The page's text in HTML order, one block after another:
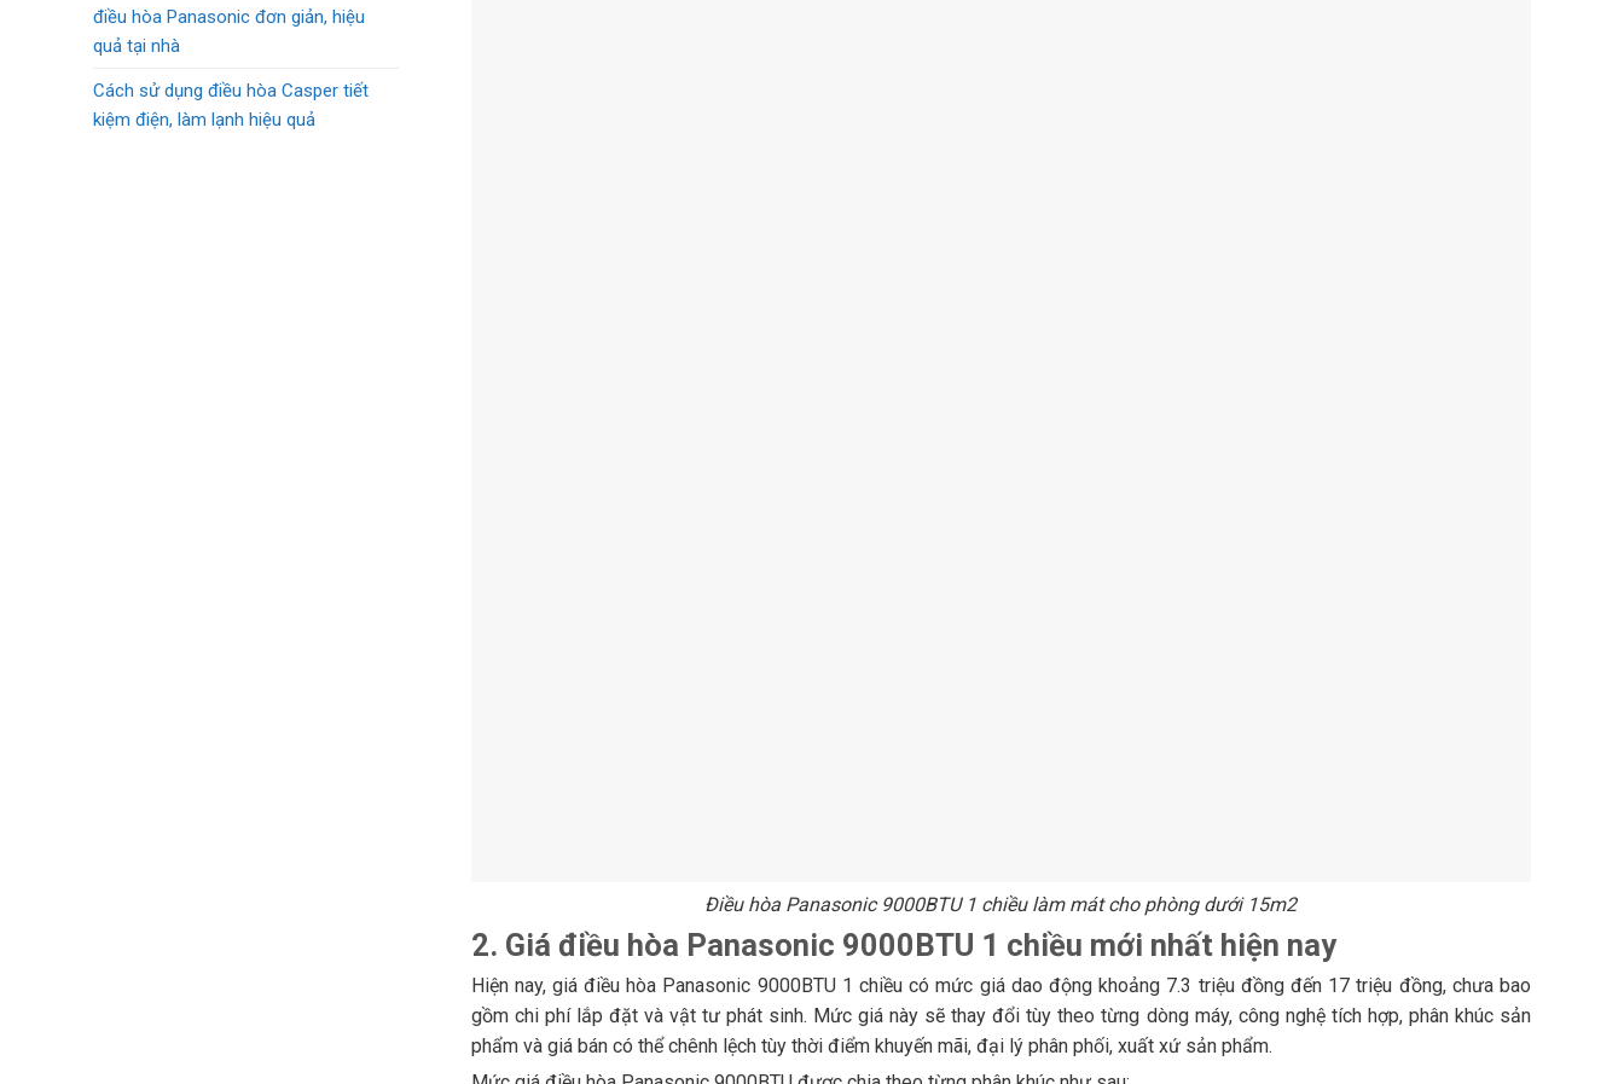
điều hòa Panasonic đơn giản, hiệu
quả tại nhà
Cách sử dụng điều hòa Casper tiết
kiệm điện, làm lạnh hiệu quả
Điều hòa Panasonic 9000BTU 1 chiều làm mát cho phòng dưới 15m2
2. Giá điều hòa Panasonic 9000BTU 1 chiều mới nhất hiện nay
Hiện nay, giá điều hòa Panasonic 9000BTU 1 chiều có mức giá dao động khoảng 7.3 triệu đồng đến 17 triệu đồng, chưa bao
gồm chi phí lắp đặt và vật tư phát sinh. Mức giá này sẽ thay đổi tùy theo từng dòng máy, công nghệ tích hợp, phân khúc sản
phẩm và giá bán có thể chênh lệch tùy thời điểm khuyến mãi, đại lý phân phối, xuất xứ sản phẩm.